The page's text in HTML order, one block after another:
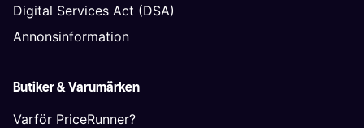
Digital Services Act (DSA)
Annonsinformation
Butiker & Varumärken
Varför PriceRunner?